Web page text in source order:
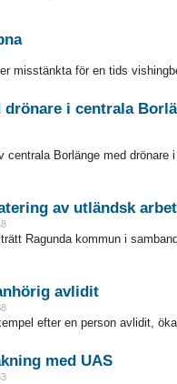
misstänkta för en tids
drönare i centrala
centrala Borlänge med
av utländsk
Ragunda kommun i
avlidit
efter en person avlidit,
med UAS